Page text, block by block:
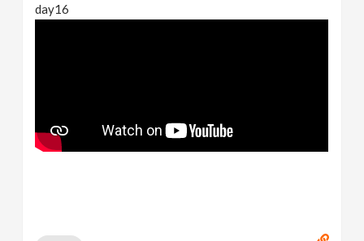
day16